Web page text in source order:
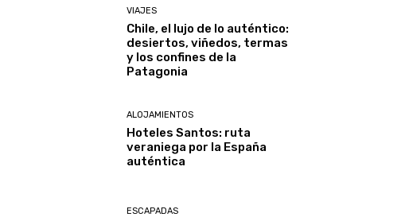
VIAJES
Chile, el lujo de lo auténtico:
desiertos, viñedos, termas
y los confines de la
Patagonia
ALOJAMIENTOS
Hoteles Santos: ruta
veraniega por la España
auténtica
ESCAPADAS